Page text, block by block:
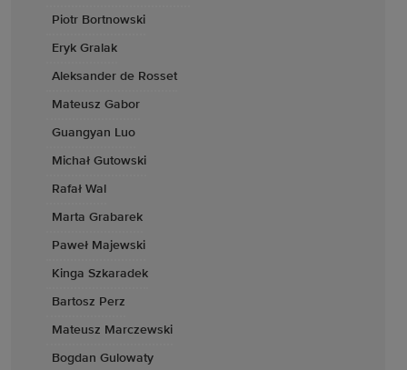
Piotr Bortnowski
Eryk Gralak
Aleksander de Rosset
Mateusz Gabor
Guangyan Luo
Michał Gutowski
Rafał Wal
Marta Grabarek
Paweł Majewski
Kinga Szkaradek
Bartosz Perz
Mateusz Marczewski
Bogdan Gulowaty